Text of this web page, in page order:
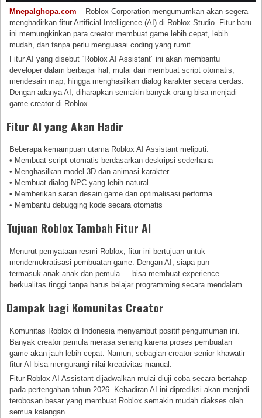
Mnepalghopa.com – Roblox Corporation mengumumkan akan segera
menghadirkan fitur Artificial Intelligence (AI) di Roblox Studio. Fitur baru
ini memungkinkan para creator membuat game lebih cepat, lebih
mudah, dan tanpa perlu menguasai coding yang rumit.
Fitur AI yang disebut “Roblox AI Assistant” ini akan membantu
developer dalam berbagai hal, mulai dari membuat script otomatis,
mendesain map, hingga menghasilkan dialog karakter secara cerdas.
Dengan adanya AI, diharapkan semakin banyak orang bisa menjadi
game creator di Roblox.
Fitur AI yang Akan Hadir
Beberapa kemampuan utama Roblox AI Assistant meliputi:
• Membuat script otomatis berdasarkan deskripsi sederhana
• Menghasilkan model 3D dan animasi karakter
• Membuat dialog NPC yang lebih natural
• Memberikan saran desain game dan optimalisasi performa
• Membantu debugging kode secara otomatis
Tujuan Roblox Tambah Fitur AI
Menurut pernyataan resmi Roblox, fitur ini bertujuan untuk
mendemokratisasi pembuatan game. Dengan AI, siapa pun —
termasuk anak-anak dan pemula — bisa membuat experience
berkualitas tinggi tanpa harus belajar programming secara mendalam.
Dampak bagi Komunitas Creator
Komunitas Roblox di Indonesia menyambut positif pengumuman ini.
Banyak creator pemula merasa senang karena proses pembuatan
game akan jauh lebih cepat. Namun, sebagian creator senior khawatir
fitur AI bisa mengurangi nilai kreativitas manual.
Fitur Roblox AI Assistant dijadwalkan mulai diuji coba secara bertahap
pada pertengahan tahun 2026. Kehadiran AI ini diprediksi akan menjadi
terobosan besar yang membuat Roblox semakin mudah diakses oleh
semua kalangan.